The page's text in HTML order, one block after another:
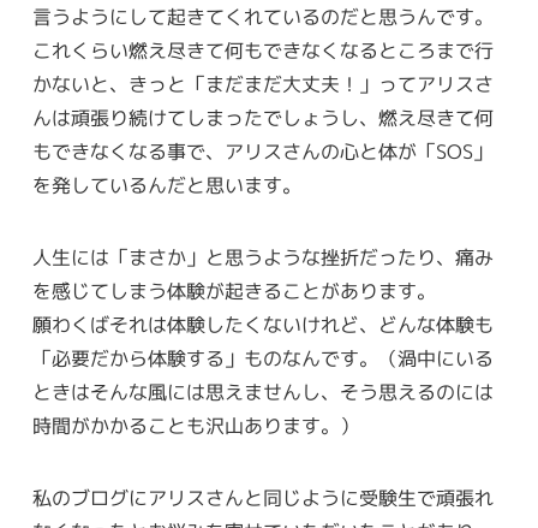
言うようにして起きてくれているのだと思うんです。
これくらい燃え尽きて何もできなくなるところまで行
かないと、きっと「まだまだ大丈夫！」ってアリスさ
んは頑張り続けてしまったでしょうし、燃え尽きて何
もできなくなる事で、アリスさんの心と体が「SOS」
を発しているんだと思います。
人生には「まさか」と思うような挫折だったり、痛み
を感じてしまう体験が起きることがあります。
願わくばそれは体験したくないけれど、どんな体験も
「必要だから体験する」ものなんです。（渦中にいる
ときはそんな風には思えませんし、そう思えるのには
時間がかかることも沢山あります。）
私のブログにアリスさんと同じように受験生で頑張れ